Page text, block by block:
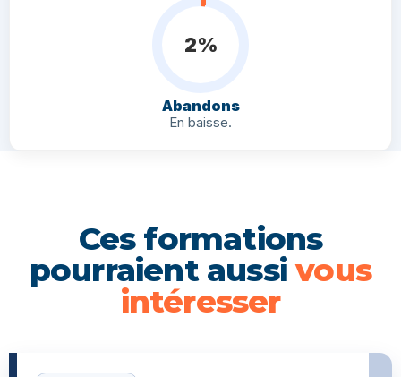
2%
Abandons
En baisse.
Ces formations
pourraient aussivous
intéresser